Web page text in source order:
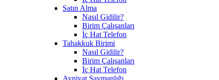
Satın Alma
Nasıl Gidilir?
Birim Çalışanları
İç Hat Telefon
Tahakkuk Birimi
Nasıl Gidilir?
Birim Çalışanları
İç Hat Telefon
Ayniyat Saymanlığı